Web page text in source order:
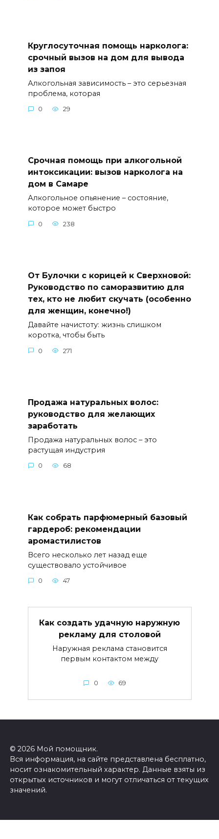
Круглосуточная помощь нарколога:
срочный вызов на дом для вывода
из запоя
Алкогольная зависимость – это серьезная
проблема, которая
0 29
Срочная помощь при алкогольной
интоксикации: вызов нарколога на
дом в Самаре
Алкогольное опьянение – состояние,
которое может быстро
0 238
От Булочки с корицей к Сверхновой:
Руководство по саморазвитию для
тех, кто не любит скучать (особенно
для женщин, конечно!)
Давайте начистоту: жизнь слишком
коротка, чтобы быть
0 271
Продажа натуральных волос:
руководство для желающих
заработать
Продажа натуральных волос – это
растущая индустрия
0 68
Как собрать парфюмерный базовый
гардероб: рекомендации
аромастилистов
Всего несколько лет назад еще
существовало устойчивое
0 47
Как создать удачную наружную
рекламу для столовой
Наружная реклама становится
первым контактом между
0 69
© 2026 Мой помощник.
Вся информация, на сайте представлена бесплатно,
носит ознакомительный характер. Данные взяты из
открытых источников и могут отличаться от текущих
значений.